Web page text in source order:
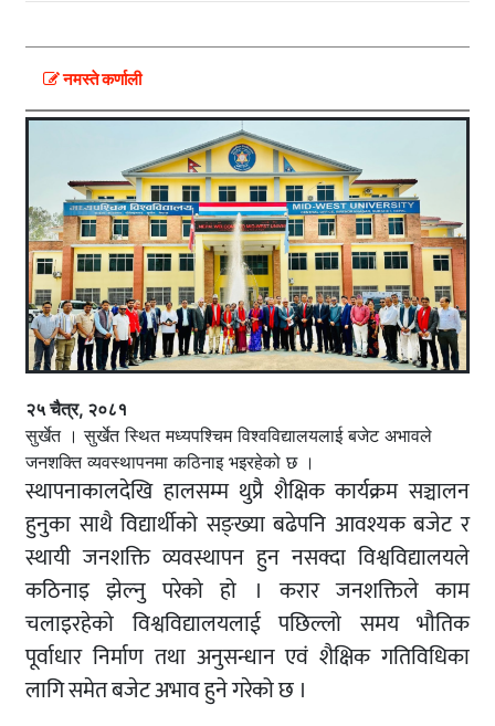
नमस्ते कर्णाली
२५ चैत्र, २०८१
सुर्खेत । सुर्खेत स्थित मध्यपश्चिम विश्वविद्यालयलाई बजेट अभावले
जनशक्ति व्यवस्थापनमा कठिनाइ भइरहेको छ ।
स्थापनाकालदेखि हालसम्म थुप्रै शैक्षिक कार्यक्रम सञ्चालन
हुनुका साथै विद्यार्थीको सङ्ख्या बढेपनि आवश्यक बजेट र
स्थायी जनशक्ति व्यवस्थापन हुन नसक्दा विश्वविद्यालयले
कठिनाइ झेल्नु परेको हो । करार जनशक्तिले काम
चलाइरहेको विश्वविद्यालयलाई पछिल्लो समय भौतिक
पूर्वाधार निर्माण तथा अनुसन्धान एवं शैक्षिक गतिविधिका
लागि समेत बजेट अभाव हुने गरेको छ ।